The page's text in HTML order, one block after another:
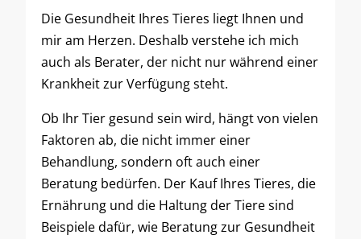
Die Gesundheit Ihres Tieres liegt Ihnen und
mir am Herzen. Deshalb verstehe ich mich
auch als Berater, der nicht nur während einer
Krankheit zur Verfügung steht.
Ob Ihr Tier gesund sein wird, hängt von vielen
Faktoren ab, die nicht immer einer
Behandlung, sondern oft auch einer
Beratung bedürfen. Der Kauf Ihres Tieres, die
Ernährung und die Haltung der Tiere sind
Beispiele dafür, wie Beratung zur Gesundheit